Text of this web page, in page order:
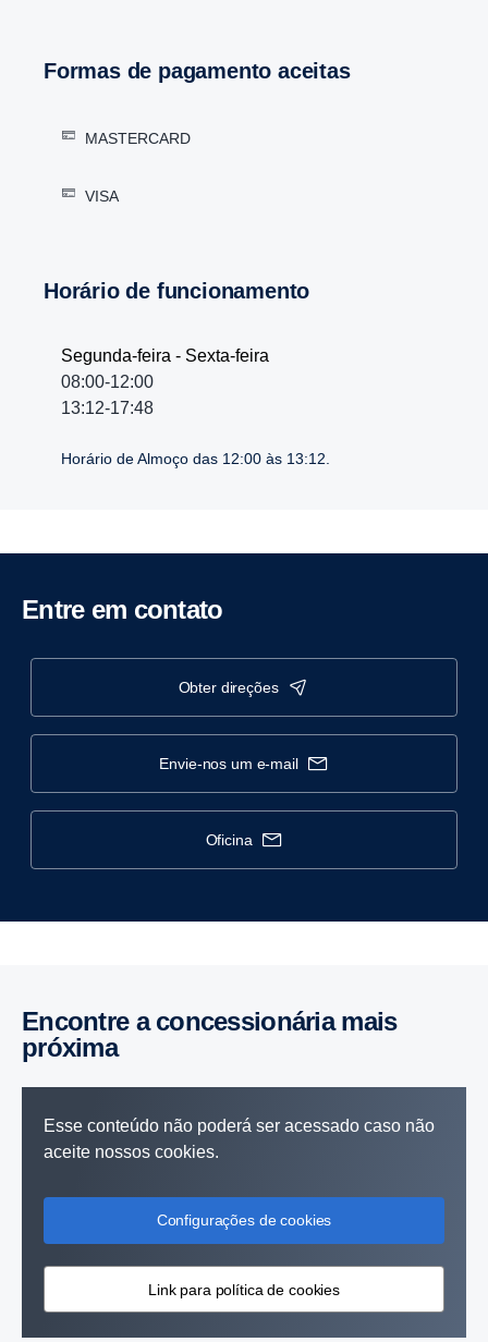
Formas de pagamento aceitas
MASTERCARD
VISA
Horário de funcionamento
Segunda-feira - Sexta-feira
08:00-12:00
13:12-17:48
Horário de Almoço das 12:00 às 13:12.
Entre em contato
obter direções
envie-nos um e-mail
oficina
Encontre a concessionária mais
próxima
Esse conteúdo não poderá ser acessado caso não
aceite nossos cookies.
Configurações de cookies
Link para política de cookies